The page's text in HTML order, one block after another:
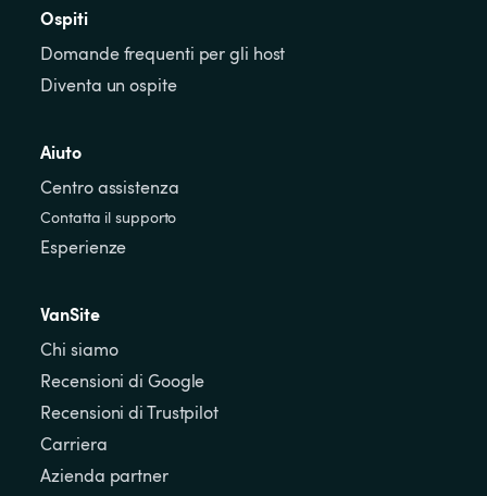
Ospiti
Domande frequenti per gli host
Diventa un ospite
Aiuto
Centro assistenza
Contatta il supporto
Esperienze
VanSite
Chi siamo
Recensioni di Google
Recensioni di Trustpilot
Carriera
Azienda partner